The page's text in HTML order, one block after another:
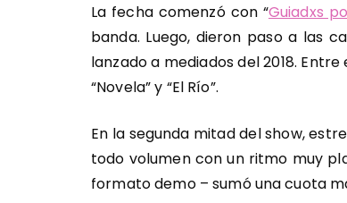
La fecha comenzó con “Guiadxs
banda. Luego, dieron paso a las
lanzado a mediados del 2018. Entre
“Novela” y “El Río”.
En la segunda mitad del show,
todo volumen con un ritmo muy
formato demo – sumó una cuota